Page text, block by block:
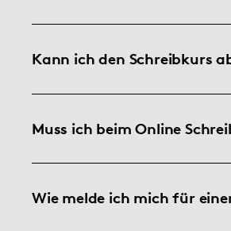
Kann ich den Schreibkurs
Muss ich beim Online
Wie melde ich mich für